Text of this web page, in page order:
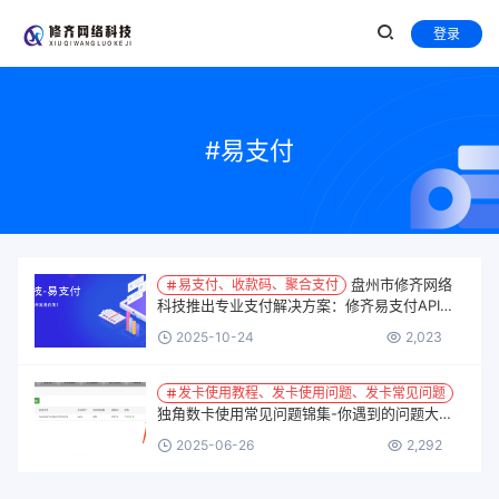
登录
#易支付
易支付、收款码、聚合支付
科技推出专业支付解决方案：修齐易支付API、
2025-10-24 2,023
发卡使用教程、发卡使用问题、发卡常见问题
独角数卡使用常见问题锦集-你遇到的问题大部
2025-06-26 2,292